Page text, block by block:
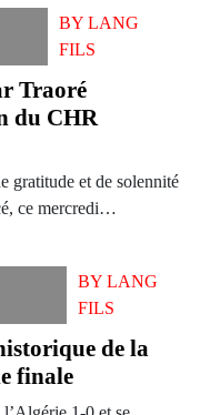
BYLANG
FILS
Traoré
du CHR
gratitude et de solennité
ce mercredi…
BY LANG
FILS
de la
finale